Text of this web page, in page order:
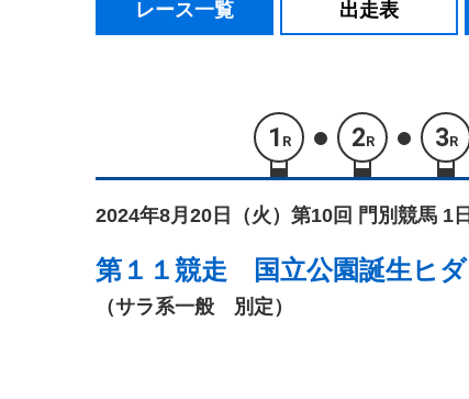
レース一覧 出走表
1 R 2R 3R
2024年8月20日（火） 第10回 門別競馬 1
第１１競走 国立公園誕生ヒ
（サラ系一般 別定）